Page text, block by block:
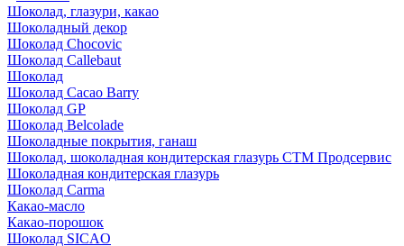
Шоколад, глазури, какао
Шоколадный декор
Шоколад Chocovic
Шоколад Callebaut
Шоколад
Шоколад Cacao Barry
Шоколад GP
Шоколад Belcolade
Шоколадные покрытия, ганаш
Шоколад, шоколадная кондитерская глазурь СТМ Продсервис
Шоколадная кондитерская глазурь
Шоколад Carma
Какао-масло
Какао-порошок
Шоколад SICAO